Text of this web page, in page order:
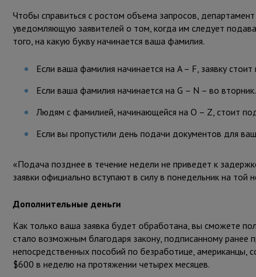
Чтобы справиться с ростом объема запросов,
уведомляющую заявителей о том, когда им следует
того, на какую букву начинается ваша фамилия.
Если ваша фамилия начинается на A – F, заявку
Если ваша фамилия начинается на G – N – во вторник.
Людям с фамилией, начинающейся на О – Z, стоит
Если вы пропустили день подачи документов для
«Подача позднее в течение недели не приведет к
заявки официально вступают в силу в понедельник на
Дополнительные деньги
Как только ваша заявка будет обработана, вы сможете
стало возможным благодаря закону, подписанному
непосредственных пособий по безработице, американцы,
$600 в неделю на протяжении четырех месяцев.